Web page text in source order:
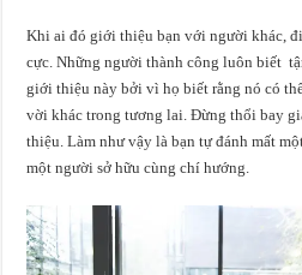
Khi ai đó giới thiệu bạn với người khác,
cực. Những người thành công luôn biết
giới thiệu này bởi vì họ biết rằng nó có
vời khác trong tương lai. Đừng thổi bay
thiệu. Làm như vậy là bạn tự đánh mất
một người sở hữu cùng chí hướng.